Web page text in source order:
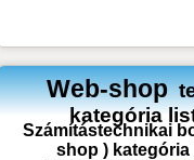
Web-shop
kategória
Számítástechnikai
shop ) kategória